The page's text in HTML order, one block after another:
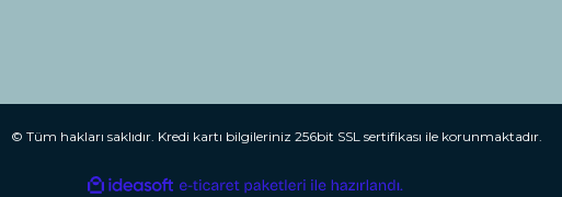
© Tüm hakları saklıdır. Kredi kartı bilgileriniz 256bit SSL sertifikası ile korunmaktadır.
ideasoft e-